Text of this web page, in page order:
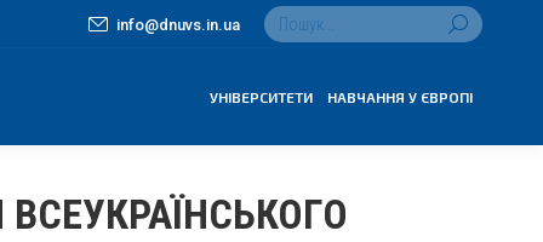
info@dnuvs.in.ua Search:
УНІВЕРСИТЕТИ НАВЧАННЯ У ЄВРОПІ